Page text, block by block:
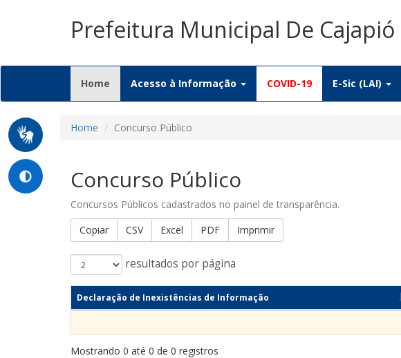
Prefeitura Municipal De Cajapió
Home (current)
Acesso à Informação COVID-19 E-Sic (LAI)
Home Concurso Público
Concurso Público
Concursos Públicos cadastrados no painel de transparência.
Copiar
CSV Excel PDF Imprimir
resultados por página
Declaração de Inexistências de Informação
Mostrando 0 até 0 de 0 registros